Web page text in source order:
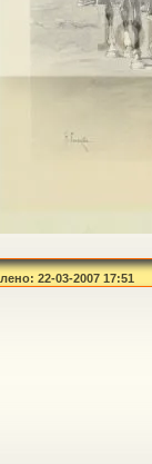
22-03-2007 17:51